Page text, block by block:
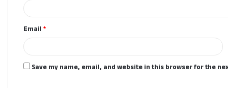
Email*
Save my name, email, and website in this browser for the